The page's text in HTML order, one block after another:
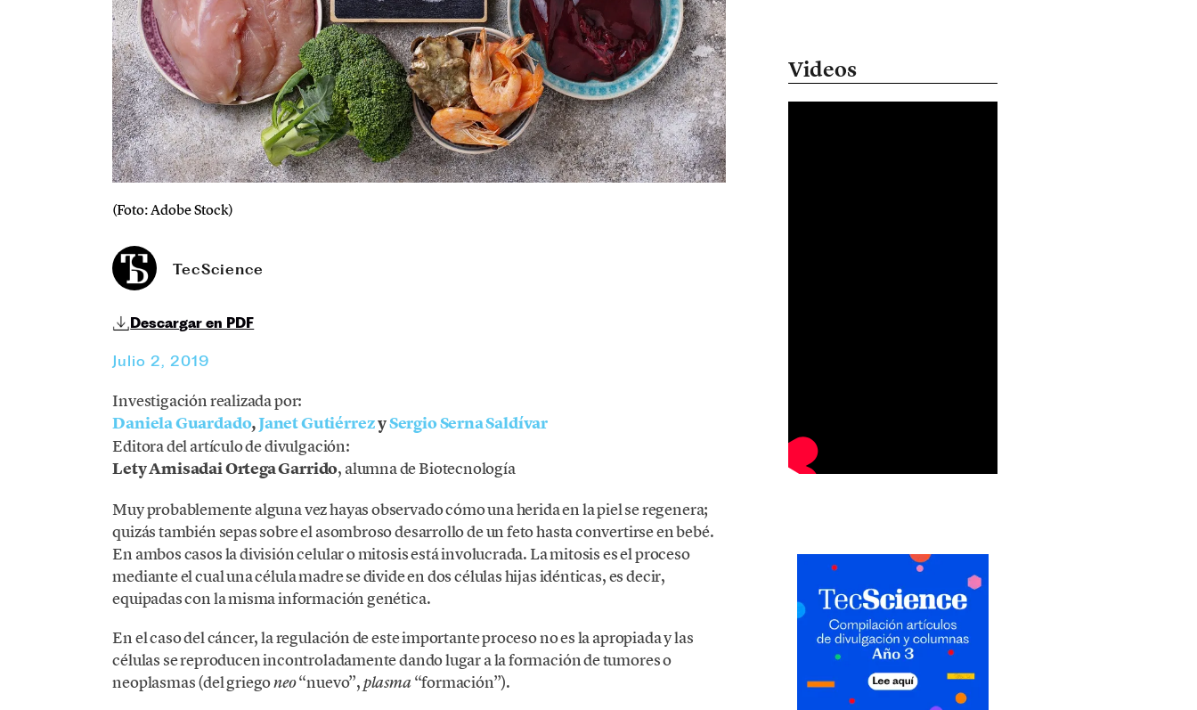
(Foto: Adobe Stock)
TecScience
Descargar en PDF
Julio 2, 2019
Investigación realizada por:
Daniela Guardado,Janet GutiérrezySergio Serna Saldívar
Editora del artículo de divulgación:
Lety Amisadai Ortega Garrido, alumna de Biotecnología
Muy probablemente alguna vez hayas observado cómo una herida en la piel se regenera;
quizás también sepas sobre el asombroso desarrollo de un feto hasta convertirse en bebé.
En ambos casos la división celular o mitosis está involucrada. La mitosis es el proceso
mediante el cual una célula madre se divide en dos células hijas idénticas, es decir,
equipadas con la misma información genética.
En el caso del cáncer, la regulación de este importante proceso no es la apropiada y las
células se reproducen incontroladamente dando lugar a la formación de tumores o
neoplasmas (del griegoneo“nuevo”,plasma“formación”).
Videos